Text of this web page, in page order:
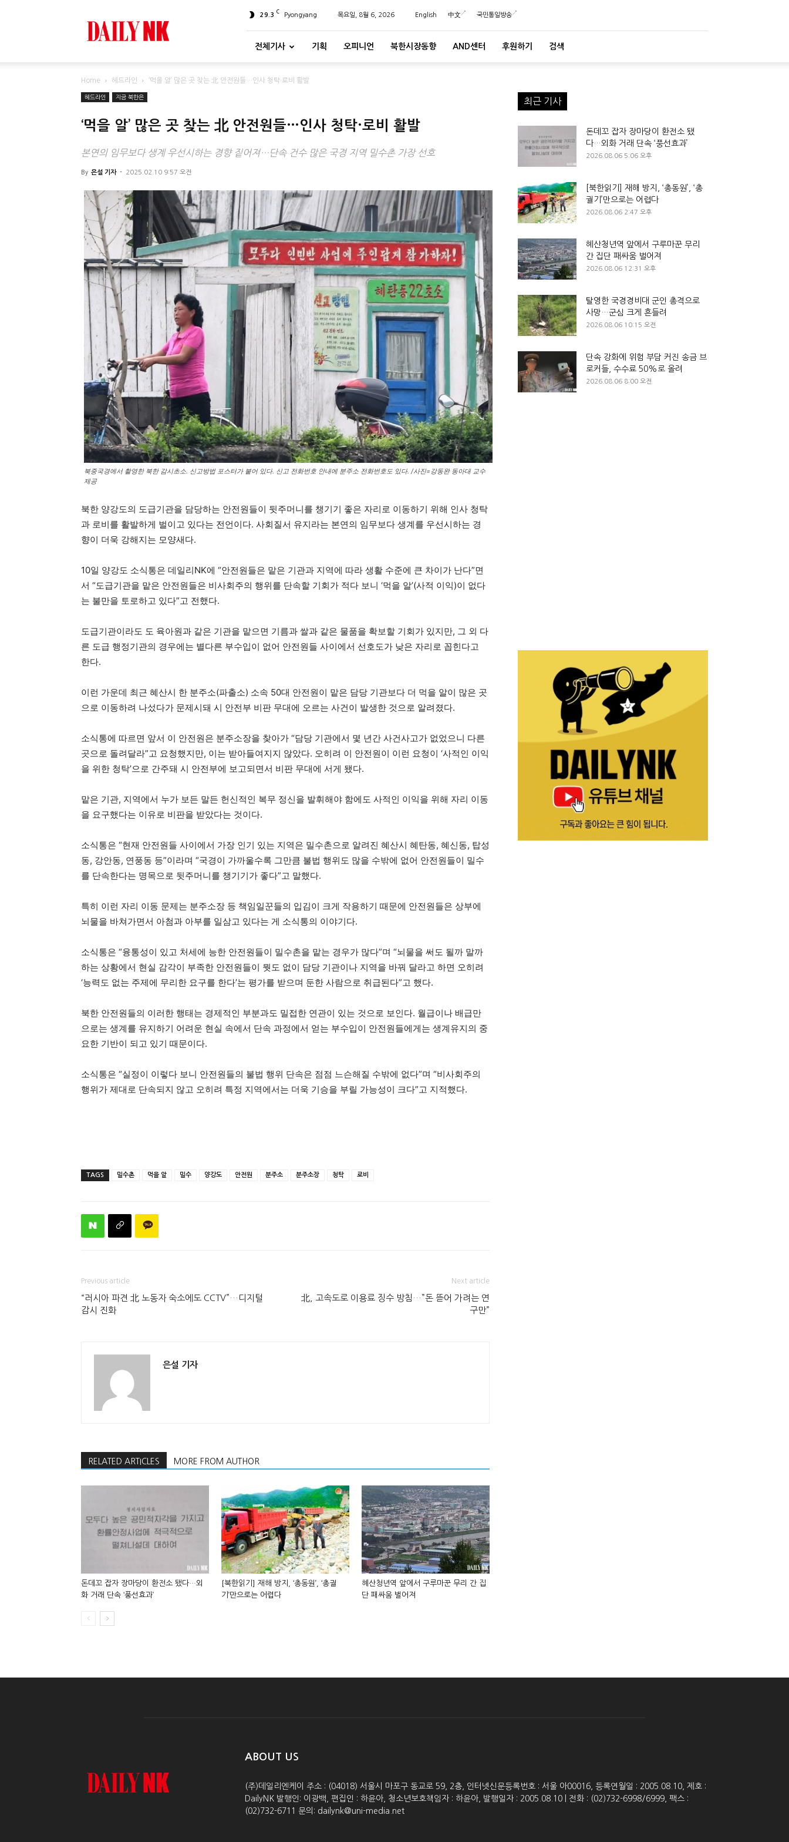
29.3 C Pyongyang 목요일, 8월 6, 2026 English 中文 국민통일방송
전체기사 기획 오피니언 북한시장동향 AND센터 후원하기 검색
Home 헤드라인 ‘먹을 알’ 많은 곳 찾는 北 안전원들…인사 청탁·로비 활발
헤드라인 지금 북한은
‘먹을 알’ 많은 곳 찾는 北 안전원들…인사 청탁·로비 활발
본연의 임무보다 생계 우선시하는 경향 짙어져…단속 건수 많은 국경 지역 밀수촌 가장 선호
By 은설 기자 - 2025.02.10 9:57 오전
북중국경에서 촬영한 북한 감시초소. 신고방법 포스터가 붙어 있다. 신고 전화번호 안내에 분주소 전화번호도 있다. /사진=강동완 동아대 교수
제공
북한 양강도의 도급기관을 담당하는 안전원들이 뒷주머니를 챙기기 좋은 자리로 이동하기 위해 인사 청탁
과 로비를 활발하게 벌이고 있다는 전언이다. 사회질서 유지라는 본연의 임무보다 생계를 우선시하는 경
향이 더욱 강해지는 모양새다.
10일 양강도 소식통은 데일리NK에 “안전원들은 맡은 기관과 지역에 따라 생활 수준에 큰 차이가 난다”면
서 “도급기관을 맡은 안전원들은 비사회주의 행위를 단속할 기회가 적다 보니 ‘먹을 알’(사적 이익)이 없다
는 불만을 토로하고 있다”고 전했다.
도급기관이라도 도 육아원과 같은 기관을 맡으면 기름과 쌀과 같은 물품을 확보할 기회가 있지만, 그 외 다
른 도급 행정기관의 경우에는 별다른 부수입이 없어 안전원들 사이에서 선호도가 낮은 자리로 꼽힌다고
한다.
이런 가운데 최근 혜산시 한 분주소(파출소) 소속 50대 안전원이 맡은 담당 기관보다 더 먹을 알이 많은 곳
으로 이동하려 나섰다가 문제시돼 시 안전부 비판 무대에 오르는 사건이 발생한 것으로 알려졌다.
소식통에 따르면 앞서 이 안전원은 분주소장을 찾아가 “담당 기관에서 몇 년간 사건사고가 없었으니 다른
곳으로 돌려달라”고 요청했지만, 이는 받아들여지지 않았다. 오히려 이 안전원이 이런 요청이 ‘사적인 이익
을 위한 청탁’으로 간주돼 시 안전부에 보고되면서 비판 무대에 서게 됐다.
맡은 기관, 지역에서 누가 보든 말든 헌신적인 복무 정신을 발휘해야 함에도 사적인 이익을 위해 자리 이동
을 요구했다는 이유로 비판을 받았다는 것이다.
소식통은 “현재 안전원들 사이에서 가장 인기 있는 지역은 밀수촌으로 알려진 혜산시 혜탄동, 혜신동, 탑성
동, 강안동, 연풍동 등”이라며 “국경이 가까울수록 그만큼 불법 행위도 많을 수밖에 없어 안전원들이 밀수
를 단속한다는 명목으로 뒷주머니를 챙기기가 좋다”고 말했다.
특히 이런 자리 이동 문제는 분주소장 등 책임일꾼들의 입김이 크게 작용하기 때문에 안전원들은 상부에
뇌물을 바쳐가면서 아첨과 아부를 일삼고 있다는 게 소식통의 이야기다.
소식통은 “융통성이 있고 처세에 능한 안전원들이 밀수촌을 맡는 경우가 많다”며 “뇌물을 써도 될까 말까
하는 상황에서 현실 감각이 부족한 안전원들이 뭣도 없이 담당 기관이나 지역을 바꿔 달라고 하면 오히려
‘능력도 없는 주제에 무리한 요구를 한다’는 평가를 받으며 둔한 사람으로 취급된다”고 했다.
북한 안전원들의 이러한 행태는 경제적인 부분과도 밀접한 연관이 있는 것으로 보인다. 월급이나 배급만
으로는 생계를 유지하기 어려운 현실 속에서 단속 과정에서 얻는 부수입이 안전원들에게는 생계유지의 중
요한 기반이 되고 있기 때문이다.
소식통은 “실정이 이렇다 보니 안전원들의 불법 행위 단속은 점점 느슨해질 수밖에 없다”며 “비사회주의
행위가 제대로 단속되지 않고 오히려 특정 지역에서는 더욱 기승을 부릴 가능성이 크다”고 지적했다.
TAGS 밀수촌 먹을 알 밀수 양강도 안전원 분주소 분주소장 청탁 로비
Previous article
“러시아 파견 北 노동자 숙소에도 CCTV”…디지털
감시 진화
Next article
北, 고속도로 이용료 징수 방침…”돈 뜯어 가려는 연
구만”
은설 기자
RELATED ARTICLES MORE FROM AUTHOR
돈데꼬 잡자 장마당이 환전소 됐다…외
화 거래 단속 ‘풍선효과’
[북한읽기] 재해 방지, ‘총동원’, ‘총궐
기’만으로는 어렵다
혜산청년역 앞에서 구루마꾼 무리 간 집
단 패싸움 벌어져
최근 기사
돈데꼬 잡자 장마당이 환전소 됐
다…외화 거래 단속 ‘풍선효과’
2026.08.06 5:06 오후
[북한읽기] 재해 방지, ‘총동원’, ‘총
궐기’만으로는 어렵다
2026.08.06 2:47 오후
혜산청년역 앞에서 구루마꾼 무리
간 집단 패싸움 벌어져
2026.08.06 12:31 오후
탈영한 국경경비대 군인 총격으로
사망…군심 크게 흔들려
2026.08.06 10:15 오전
단속 강화에 위험 부담 커진 송금 브
로커들, 수수료 50%로 올려
2026.08.06 8:00 오전
ABOUT US
(주)데일리엔케이 주소 : (04018) 서울시 마포구 동교로 59, 2층, 인터넷신문등록번호 : 서울 아00016, 등록연월일 : 2005.08.10, 제호 :
DailyNK 발행인: 이광백, 편집인 : 하윤아, 청소년보호책임자 : 하윤아, 발행일자 : 2005.08.10 | 전화 : (02)732-6998/6999, 팩스 :
(02)732-6711 문의: dailynk@uni-media.net